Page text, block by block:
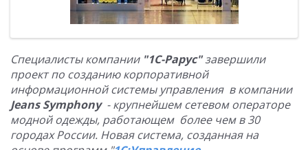
Специалисты компании "1С-Рарус"завершили
проект по созданию корпоративной
информационной системы управления в компании
Jeans Symphony- крупнейшем сетевом операторе
модной одежды, работающем более чем в 30
городах России. Новая система, созданная на